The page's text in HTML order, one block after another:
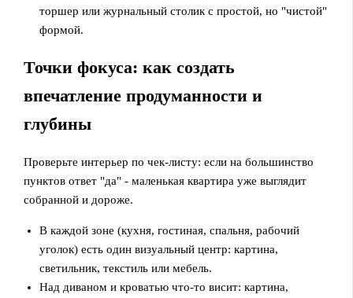
торшер или журнальный столик с простой, но "чистой"
формой.
Точки фокуса: как создать
впечатление продуманности и
глубины
Проверьте интерьер по чек-листу: если на большинство
пунктов ответ "да" - маленькая квартира уже выглядит
собранной и дороже.
В каждой зоне (кухня, гостиная, спальня, рабочий
уголок) есть один визуальный центр: картина,
светильник, текстиль или мебель.
Над диваном и кроватью что-то висит: картина,